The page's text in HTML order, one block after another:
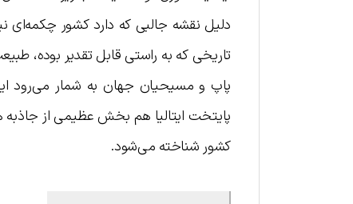
دلیل نقشه جالبی که دارد کشور چکمه‌ای
تاریخی که به راستی قابل تقدیر بوده،
پاپ و مسیحیان جهان به شمار می‌رود
پایتخت ایتالیا هم بخش عظیمی از
کشور شناخته می‌شود.